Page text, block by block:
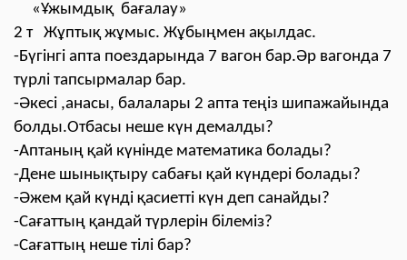
«Ұжымдық бағалау»
2 т Жұптық жұмыс. Жұбыңмен ақылдас.
-Бүгінгі апта поездарында 7 вагон бар.Әр вагонда 7
түрлі тапсырмалар бар.
-Әкесі ,анасы, балалары 2 апта теңіз шипажайында
болды.Отбасы неше күн демалды?
-Аптаның қай күнінде математика болады?
-Дене шынықтыру сабағы қай күндері болады?
-Әжем қай күнді қасиетті күн деп санайды?
-Сағаттың қандай түрлерін білеміз?
-Сағаттың неше тілі бар?